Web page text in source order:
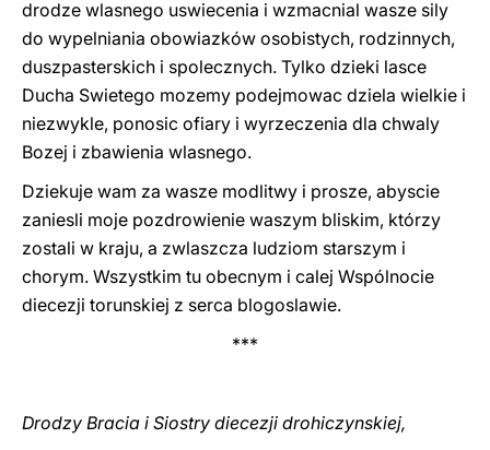
drodze wlasnego uswiecenia i wzmacnial wasze sily
do wypelniania obowiazków osobistych, rodzinnych,
duszpasterskich i spolecznych. Tylko dzieki lasce
Ducha Swietego mozemy podejmowac dziela wielkie i
niezwykle, ponosic ofiary i wyrzeczenia dla chwaly
Bozej i zbawienia wlasnego.
Dziekuje wam za wasze modlitwy i prosze, abyscie
zaniesli moje pozdrowienie waszym bliskim, którzy
zostali w kraju, a zwlaszcza ludziom starszym i
chorym. Wszystkim tu obecnym i calej Wspólnocie
diecezji torunskiej z serca blogoslawie.
***
Drodzy Bracia i Siostry diecezji drohiczynskiej,